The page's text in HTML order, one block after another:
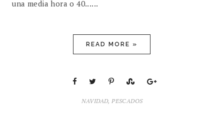
una media hora o 40......
READ MORE »
NAVIDAD, PESCADOS